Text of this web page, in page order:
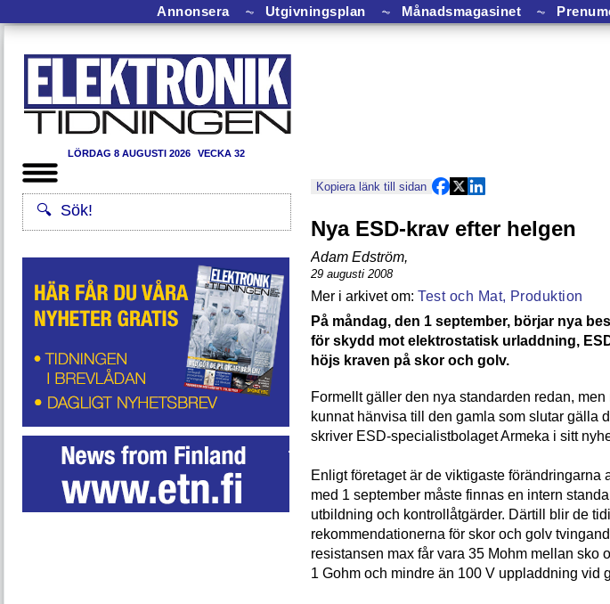
Annonsera ⏦ Utgivningsplan ⏦ Månadsmagasinet ⏦
LÖRDAG 8 AUGUSTI 2026 VECKA 32
Kopiera länk till sidan
Nya ESD-krav efter helgen
Adam Edström,
29 augusti 2008
Test och Mat, Produktion
På måndag, den 1 september, börjar nya
för skydd mot elektrostatisk urladdning,
höjs kraven på skor och golv.
Formellt gäller den nya standarden redan,
kunnat hänvisa till den gamla som slutar gälla
skriver ESD-specialistbolaget Armeka i sitt
Enligt företaget är de viktigaste förändringarna
med 1 september måste finnas en intern
utbildning och kontrollåtgärder. Därtill blir de
rekommendationerna för skor och golv
resistansen max får vara 35 Mohm mellan sko
1 Gohm och mindre än 100 V uppladdning vid